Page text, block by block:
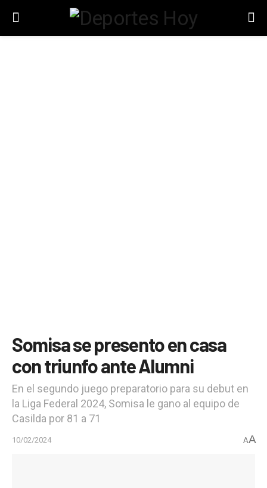
Somisa se presento en casa
con triunfo ante Alumni
En el segundo juego preparatorio para su debut en
la Liga Federal 2024, Somisa le gano al equipo de
Casilda por 81 a 71
10/02/2024 AA